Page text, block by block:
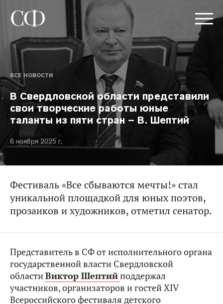
ВСЕ НОВОСТИ
В Свердловской области представили
свои творческие работы юные
таланты из пяти стран – В. Шептий
6 ноября 2025 г.
Фестиваль «Все сбываются мечты!» стал
уникальной площадкой для юных поэтов,
прозаиков и художников, отметил сенатор.
Представитель в СФ от исполнительного органа
государственной власти Свердловской
областиВиктор Шептийподдержал
участников, организаторов и гостей XIV
Всероссийского фестиваля детского